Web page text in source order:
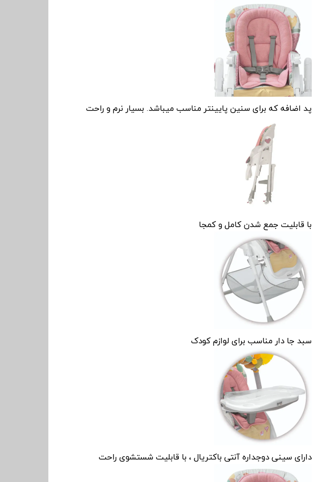
پد اضافه که برای سنین پایینتر مناسب میباشد. بسیار نرم و راحت
با قابلیت جمع شدن کامل و کمجا
سبد جا دار مناسب برای لوازم کودک
دارای سینی دوجداره آنتی باکتریال ، با قابلیت شستشوی راحت